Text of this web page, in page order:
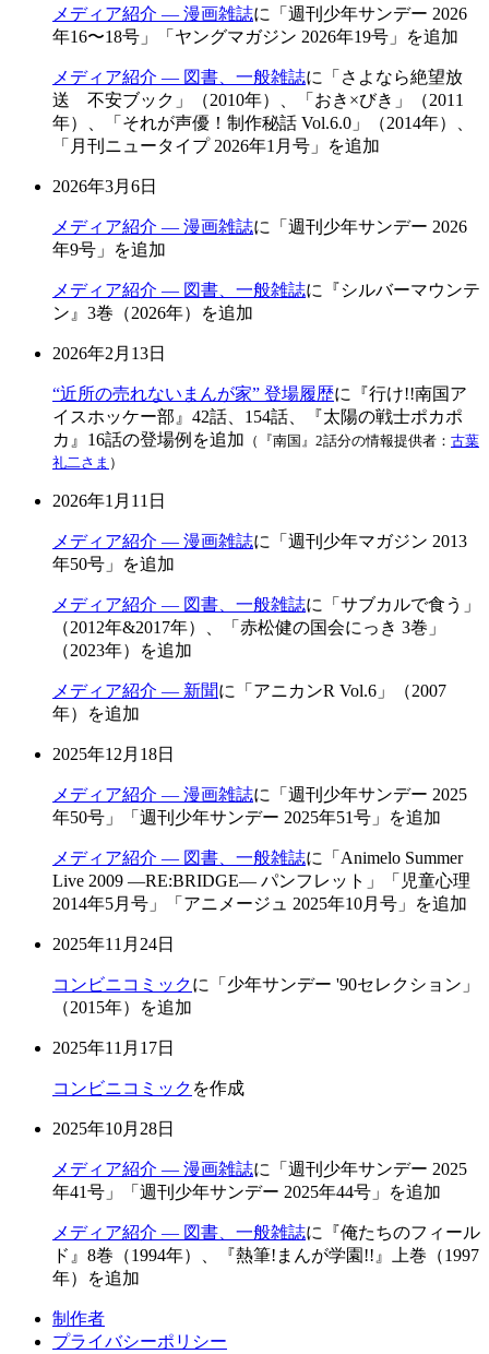
メディア紹介 — 漫画雑誌に「週刊少年サンデー 2026
年16〜18号」「ヤングマガジン 2026年19号」を追加
メディア紹介 — 図書、一般雑誌に「さよなら絶望放
送 不安ブック」（2010年）、「おき×びき」（2011
年）、「それが声優！制作秘話 Vol.6.0」（2014年）、
「月刊ニュータイプ 2026年1月号」を追加
2026年3月6日
メディア紹介 — 漫画雑誌に「週刊少年サンデー 2026
年9号」を追加
メディア紹介 — 図書、一般雑誌に『シルバーマウンテ
ン』3巻（2026年）を追加
2026年2月13日
“近所の売れないまんが家” 登場履歴に『行け!!南国ア
イスホッケー部』42話、154話、『太陽の戦士ポカポ
カ』16話の登場例を追加 （『南国』2話分の情報提供者： 古葉
礼二さま ）
2026年1月11日
メディア紹介 — 漫画雑誌に「週刊少年マガジン 2013
年50号」を追加
メディア紹介 — 図書、一般雑誌に「サブカルで食う」
（2012年&2017年）、「赤松健の国会にっき 3巻」
（2023年）を追加
メディア紹介 — 新聞に「アニカンR Vol.6」（2007
年）を追加
2025年12月18日
メディア紹介 — 漫画雑誌に「週刊少年サンデー 2025
年50号」「週刊少年サンデー 2025年51号」を追加
メディア紹介 — 図書、一般雑誌に「Animelo Summer
Live 2009 —RE:BRIDGE— パンフレット」「児童心理
2014年5月号」「アニメージュ 2025年10月号」を追加
2025年11月24日
コンビニコミックに「少年サンデー '90セレクション」
（2015年）を追加
2025年11月17日
コンビニコミック を作成
2025年10月28日
メディア紹介 — 漫画雑誌に「週刊少年サンデー 2025
年41号」「週刊少年サンデー 2025年44号」を追加
メディア紹介 — 図書、一般雑誌に『俺たちのフィール
ド』8巻（1994年）、『熱筆!まんが学園!!』上巻（1997
年）を追加
制作者
プライバシーポリシー